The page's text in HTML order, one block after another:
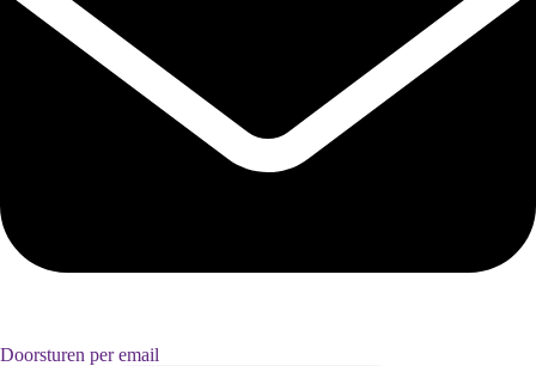
Doorsturen per email